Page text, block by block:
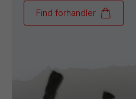
Find forhandler